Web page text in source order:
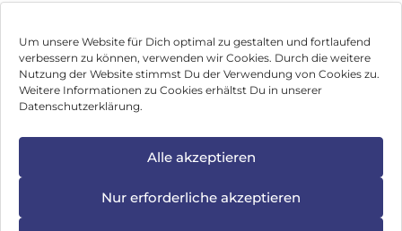
Um unsere Website für Dich optimal zu gestalten und fortlaufend
verbessern zu können, verwenden wir Cookies. Durch die weitere
Nutzung der Website stimmst Du der Verwendung von Cookies zu.
Weitere Informationen zu Cookies erhältst Du in unserer
Datenschutzerklärung.
Alle akzeptieren
Nur erforderliche akzeptieren
Impressum
Hinweis zur Batterieentsorgung